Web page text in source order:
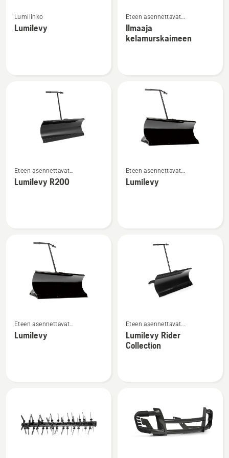
lisätietoja
tuotteesta
Lumilinko
Lumilevy
lisätietoja
tuotteesta
Ilmaaja
Eteen asennettavat
päältäajettavan etuleikkurin
lisälaitteet
Ilmaaja
kelamurskaimeen
lisätietoja
tuotteesta
Eteen asennettavat
päältäajettavan etuleikkurin
lisälaitteet
Lumilevy R200
lisätietoja
tuotteesta
Eteen asennettavat
päältäajettavan etuleikkurin
lisälaitteet
Lumilevy
lisätietoja
tuotteesta
Eteen asennettavat
päältäajettavan etuleikkurin
lisälaitteet
Lumilevy
lisätietoja
tuotteesta
Lumilevy
Eteen asennettavat
päältäajettavan etuleikkurin
lisälaitteet
Lumilevy Rider
Collection